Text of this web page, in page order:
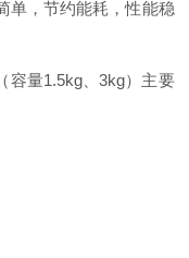
单，节约能耗，性能稳
容量1.5kg、3kg）主要